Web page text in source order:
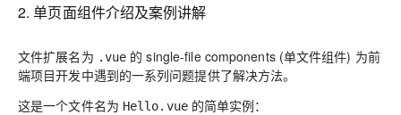
2. 单页面组件介绍及案例讲解
文件扩展名为 .vue 的single-file components (单文件组件) 为前
端项目开发中遇到的一系列问题提供了解决方法。
这是一个文件名为 Hello.vue的简单实例：